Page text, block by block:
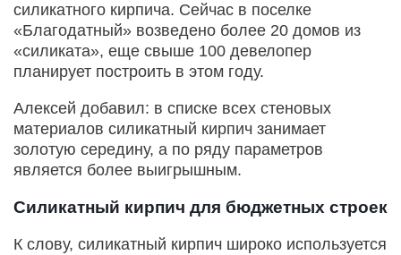
силикатного кирпича. Сейчас в поселке
«Благодатный» возведено более 20 домов из
«силиката», еще свыше 100 девелопер
планирует построить в этом году.
Алексей добавил: в списке всех стеновых
материалов силикатный кирпич занимает
золотую середину, а по ряду параметров
является более выигрышным.
Силикатный кирпич для бюджетных строек
К слову, силикатный кирпич широко используется